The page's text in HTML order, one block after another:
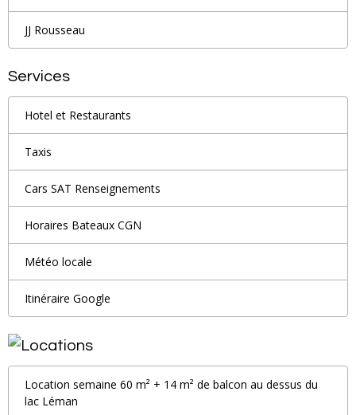
JJ Rousseau
Services
Hotel et Restaurants
Taxis
Cars SAT Renseignements
Horaires Bateaux CGN
Météo locale
Itinéraire Google
Location semaine 60 m² + 14 m² de balcon au dessus du
lac Léman